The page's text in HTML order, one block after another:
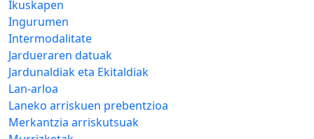
Ikuskapen
Ingurumen
Intermodalitate
Jardueraren datuak
Jardunaldiak eta Ekitaldiak
Lan-arloa
Laneko arriskuen prebentzioa
Merkantzia arriskutsuak